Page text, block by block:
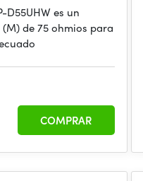
D55UHW es un
de 75 ohmios para
COMPRAR